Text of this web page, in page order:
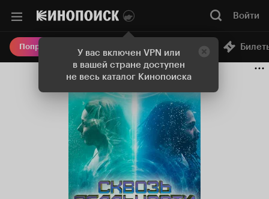
У вас включен VPN или
в вашей стране доступен
не весь каталог Кинопоиска
Войти
Попробовать Плюс Онлайн-кинотеатр